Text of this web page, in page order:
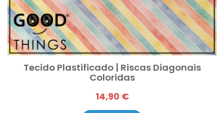
Tecido Plastificado | Riscas Diagonais
Coloridas
14,90 €